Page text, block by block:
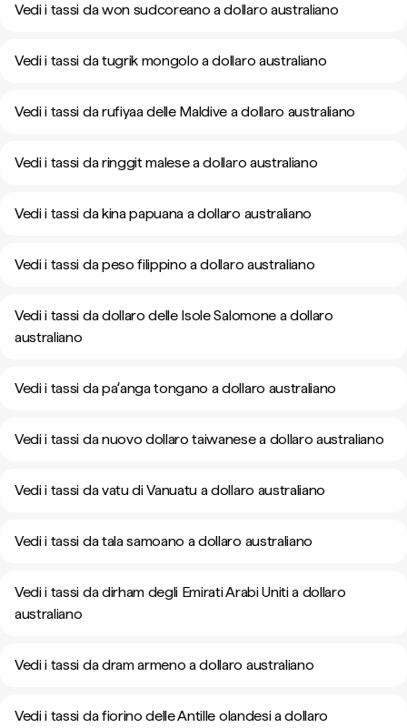
Vedi i tassi da won sudcoreano a dollaro australiano
Vedi i tassi da tugrik mongolo a dollaro australiano
Vedi i tassi da rufiyaa delle Maldive a dollaro australiano
Vedi i tassi da ringgit malese a dollaro australiano
Vedi i tassi da kina papuana a dollaro australiano
Vedi i tassi da peso filippino a dollaro australiano
Vedi i tassi da dollaro delle Isole Salomone a dollaro
australiano
Vedi i tassi da paʻanga tongano a dollaro australiano
Vedi i tassi da nuovo dollaro taiwanese a dollaro australiano
Vedi i tassi da vatu di Vanuatu a dollaro australiano
Vedi i tassi da tala samoano a dollaro australiano
Vedi i tassi da dirham degli Emirati Arabi Uniti a dollaro
australiano
Vedi i tassi da dram armeno a dollaro australiano
Vedi i tassi da fiorino delle Antille olandesi a dollaro